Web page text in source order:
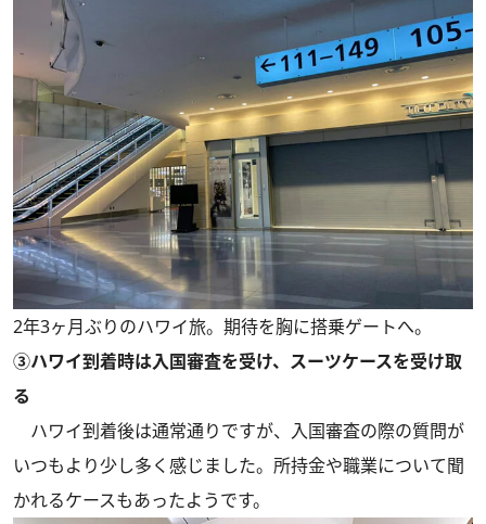
2年3ヶ月ぶりのハワイ旅。期待を胸に搭乗ゲートへ。
③ハワイ到着時は入国審査を受け、スーツケースを受け取
る
ハワイ到着後は通常通りですが、入国審査の際の質問が
いつもより少し多く感じました。所持金や職業について聞
かれるケースもあったようです。